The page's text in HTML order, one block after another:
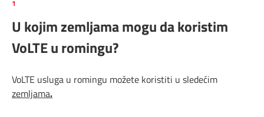
1
U kojim zemljama mogu da koristim
VoLTE u romingu?
VoLTE usluga u romingu možete koristiti u sledećim
zemljama.